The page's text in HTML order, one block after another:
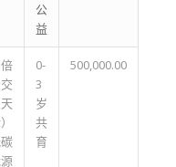
公
益
天
0-
3
岁
共
育
500,000.00